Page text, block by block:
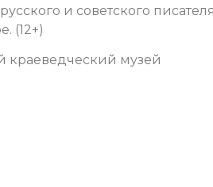
и советского
(12+)
краеведческий музей